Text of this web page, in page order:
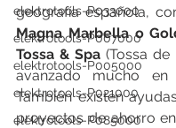
elektrotools-P033000
elektrotools-P007000
elektrotools-P005000
elektrotools-P021000
elektrotools-P085000
geografía española,
Magna Marbella o
Tossa & Spa (Tossa de
avanzado mucho en
También existen
proyectos de ahorro